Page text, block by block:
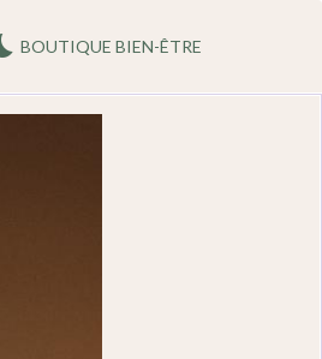
BOUTIQUE BIEN-ÊTRE